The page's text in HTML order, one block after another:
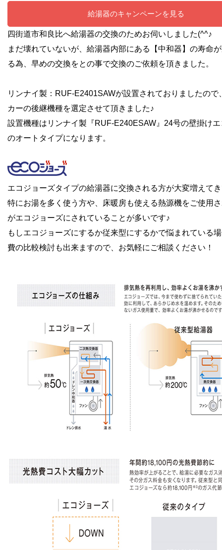
給湯器のキャンペーンを見る
四街道市和良比へ給湯器の交換のためお伺いしました(^^♪
まだ壊れていないが、給湯器内部にある【中和器】の寿命
る為、早めの交換をとの事で交換のご依頼を頂きました。
リンナイ製：RUF-E2401SAWが設置されておりましたので
カーの後継機種を選定させて頂きました♪
設置機種はリンナイ製『RUF-E240ESAW』24号の壁掛け
のオートタイプになります。
エコジョーズタイプの給湯器に交換される方が大変増えて
特にお湯を多く使う方や、床暖房も使える熱源機をご使用
がエコジョーズにされていることが多いです♪
もしエコジョーズにするか従来型にするかで悩まれている
費の比較検討も出来ますので、お気軽にご相談ください！